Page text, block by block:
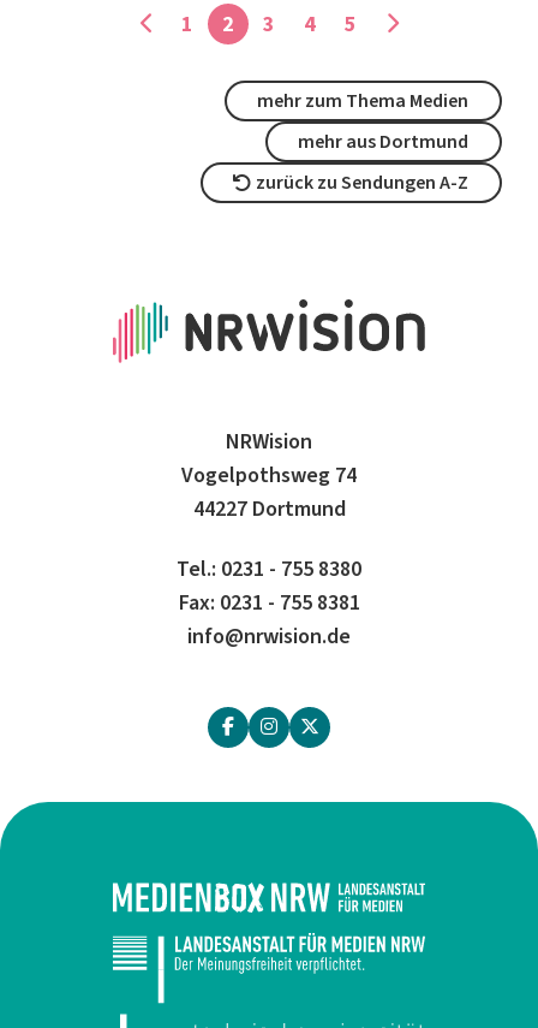
1 2 3 4 5
mehr zum Thema Medien
mehr aus Dortmund
zurück zu Sendungen A-Z
NRWision
Vogelpothsweg 74
44227 Dortmund
Tel.: 0231 - 755 8380
Fax: 0231 - 755 8381
info@nrwision.de